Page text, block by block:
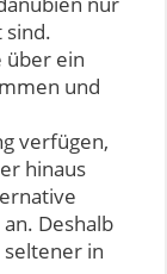
sind.
über ein
und
verfügen,
hinaus
Deshalb
in